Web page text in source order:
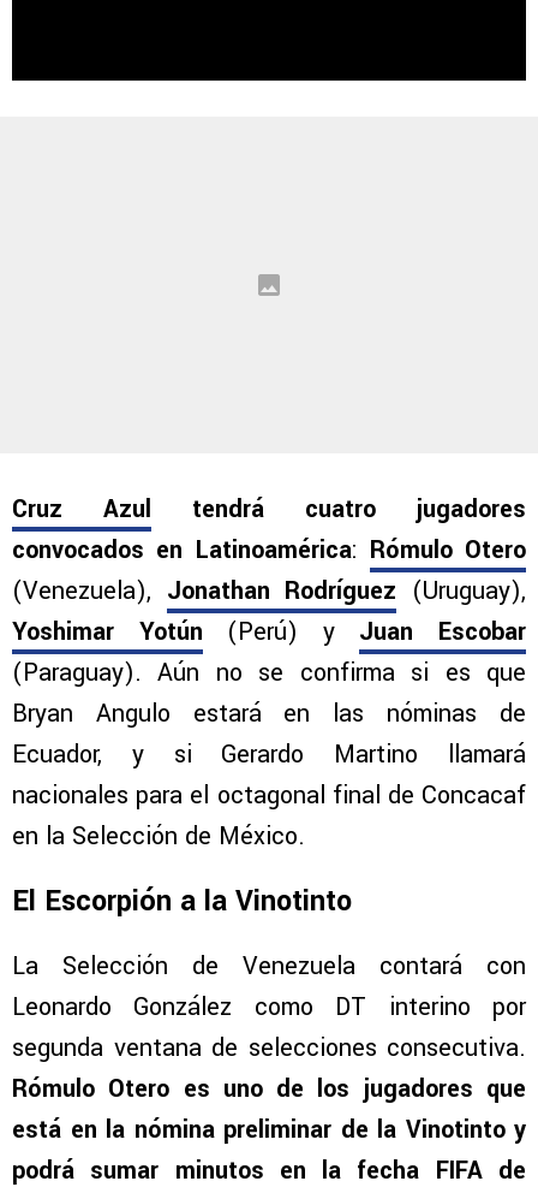
Cruz Azul tendrá cuatro jugadores
convocados en Latinoamérica: Rómulo Otero
(Venezuela), Jonathan Rodríguez (Uruguay),
Yoshimar Yotún (Perú) y Juan Escobar
(Paraguay). Aún no se confirma si es que
Bryan Angulo estará en las nóminas de
Ecuador, y si Gerardo Martino llamará
nacionales para el octagonal final de Concacaf
en la Selección de México.
El Escorpión a la Vinotinto
La Selección de Venezuela contará con
Leonardo González como DT interino por
segunda ventana de selecciones consecutiva.
Rómulo Otero es uno de los jugadores que
está en la nómina preliminar de la Vinotinto y
podrá sumar minutos en la fecha FIFA de